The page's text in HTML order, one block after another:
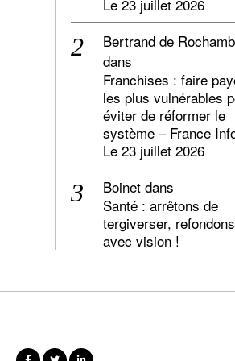
Le 23 juillet 2026
Bertrand de
dans
Franchises : faire
les plus vulnérables
éviter de réformer le
système – France
Le 23 juillet 2026
Boinet dans
Santé : arrêtons de
tergiverser, refondons
avec vision !